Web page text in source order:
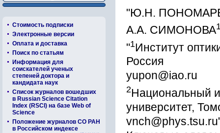
Стоимость подписки
Электронные версии
Оплата и доставка
Поиск по статьям
Информация для
соискателей ученых
степеней доктора и
кандидата наук
Список журналов вошедших
в Russian Science Citation
Index (RSCI) на базе Web of
Science
Положение журналов СО РАН
в Российском индексе
"Ю.Н.
А.А. СИМОНОВА
"1Институт
Россия
yupon@iao.ru
2Национальный
университет,